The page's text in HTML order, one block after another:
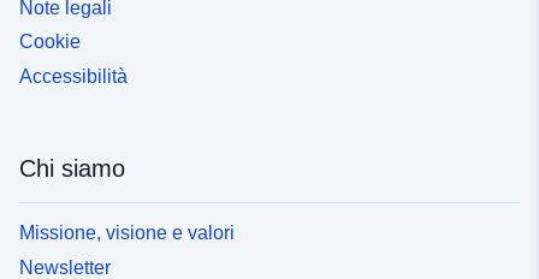
Note legali
Cookie
Accessibilità
Chi siamo
Missione, visione e valori
Newsletter